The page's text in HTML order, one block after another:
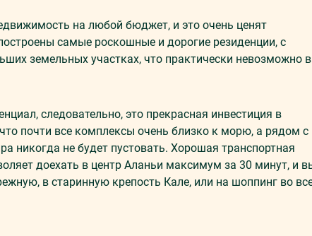
на любой бюджет, и это очень ценят
самые роскошные и дорогие резиденции, с
земельных участках, что практически невозможно в
следовательно, это прекрасная инвестиция в
почти все комплексы очень близко к морю, а рядом с
никогда не будет пустовать. Хорошая транспортная
доехать в центр Аланьи максимум за 30 минут, и
в старинную крепость Кале, или на шоппинг во